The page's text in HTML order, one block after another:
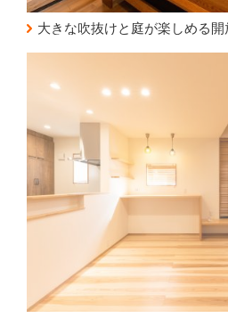
大きな吹抜けと庭が楽しめる